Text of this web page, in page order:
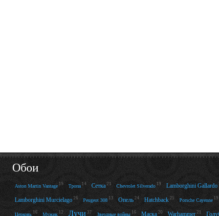
Обои
Aston Martin Vantage 19 Тропа 14 Сетка 21 Chevrolet Silverado 19 Lamborghini Gallardo
Lamborghini Murcielago 26 Peugeot 308 13 Опель 24 Hatchback 25 Porsche Cayenne 19
Церковь 16 Мужик 12 Лучи 37 Звездные войны 16 Маска 20 Warhammer 21